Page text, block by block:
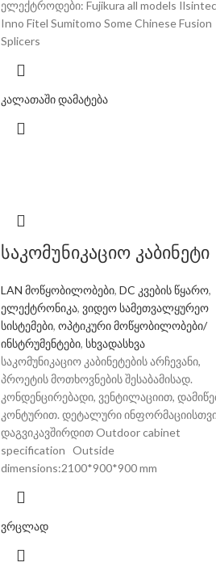
ელექტროდები: Fujikura all models
Inno Fitel Sumitomo Some Chinese Fusion
Splicers
კალათაში დამატება
საკომუნიკაციო კაბინეტი
LAN მოწყობილობები, DC კვების წყარო,
ელექტრონიკა, ვიდეო სამეთვალყურეო
სისტემები, ოპტიკური მოწყობილობები/
ინსტრუმენტები, სხვადასხვა
საკომუნიკაციო კაბინეტების არჩევანი,
პროეტის მოთხოვნების შესაბამისად.
კონდენცირებადი, ვენტილაციით,
კონტურით. დეტალური
დაგვიკავშირდით Outdoor cabinet
specification Outside
dimensions:2100*900*900 mm
ვრცლად